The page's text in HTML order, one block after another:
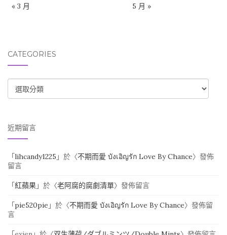
« 3 月 5 月 »
CATEGORIES
CATEGORIES
近期留言
「lihcandy1225 」於〈不期而愛 บังเอิญรัก Love By Chance〉發佈
留言
「紅蘋果 」於〈老阿腐的腐劇清單〉發佈留言
「pie520pie 」於〈不期而愛 บังเอิญรัก Love By Chance〉發佈留
言